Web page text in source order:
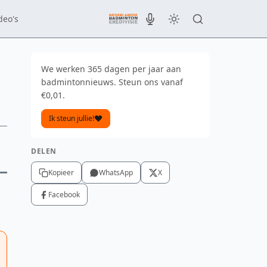
We werken 365 dagen per jaar aan
badmintonnieuws. Steun ons vanaf
€0,01.
Ik steun jullie!
DELEN
Kopieer WhatsApp X
Facebook